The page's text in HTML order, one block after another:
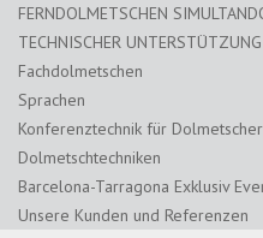
FERNDOLMETSCHEN
TECHNISCHER UNTERSTÜTZUNG
Fachdolmetschen
Sprachen
Konferenztechnik für Dolmetscher
Dolmetschtechniken
Barcelona-Tarragona Exklusiv
Unsere Kunden und Referenzen